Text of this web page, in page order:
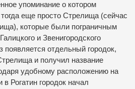
упоминание о котором
еще просто Стрелища (сейчас
которые были пограничным
и Звенигородского
появляется отдельный городок,
и получил название
удобному расположению на
в Рогатин городок начал